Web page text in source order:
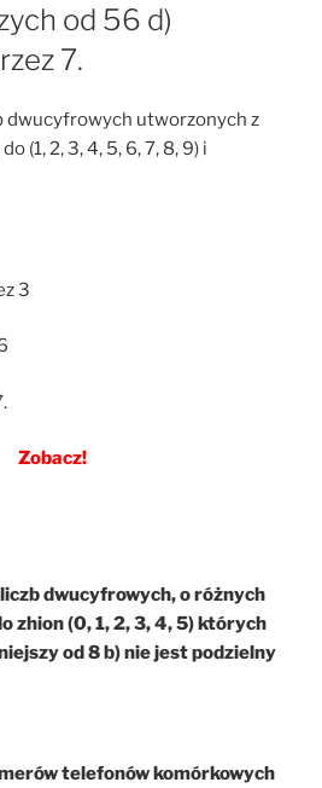
od 56 d)
7.
dwucyfrowych utworzonych z
(1, 2, 3, 4, 5, 6, 7, 8, 9) i
3
Zobacz!
dwucyfrowych, o różnych
zhion (0, 1, 2, 3, 4, 5) których
od 8 b) nie jest podzielny
telefonów komórkowych